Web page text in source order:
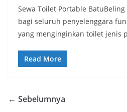
Sewa Toilet Portable
bagi seluruh penyelenggara
yang menginginkan toilet jenis
Read More
← Sebelumnya